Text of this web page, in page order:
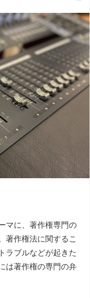
マに、著作権専門の
著作権法に関するこ
ラブルなどが起きた
は著作権の専門の弁